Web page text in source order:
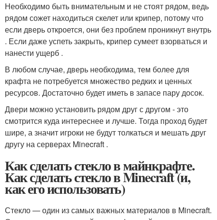
Необходимо быть внимательным и не стоят рядом, ведь
рядом сожет находиться скелет или крипер, потому что
если дверь откроется, они без проблем проникнут внутрь
. Если даже успеть закрыть, крипер сумеет взорваться и
нанести ущерб .
В любом случае, дверь необходима, тем более для
крафта не потребуется множество редких и ценных
ресурсов. Достаточно будет иметь в запасе пару досок.
Двери можно установить рядом друг с другом - это
смотрится куда интереснее и лучше. Тогда проход будет
шире, а значит игроки не будут толкаться и мешать друг
другу на серверах Minecraft .
Как сделать стекло в майнкрафте.
Как сделать стекло в Minecraft (и,
как его использовать)
Стекло — один из самых важных материалов в Minecraft.